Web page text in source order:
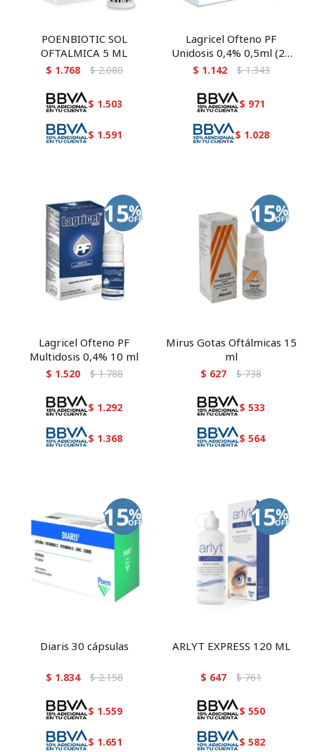
POENBIOTIC SOL
OFTALMICA 5 ML
$ 1.768 $ 2.080
$ 1.503
$ 1.591
Lagricel Ofteno PF
Unidosis 0,4% 0,5ml (20
unidosis)
$ 1.142 $ 1.343
$ 971
$ 1.028
Lagricel Ofteno PF
Multidosis 0,4% 10 ml
$ 1.520 $ 1.788
$ 1.292
$ 1.368
Mirus Gotas Oftálmicas 15
ml
$ 627 $ 738
$ 533
$ 564
Diaris 30 cápsulas
$ 1.834 $ 2.158
$ 1.559
$ 1.651
ARLYT EXPRESS 120 ML
$ 647 $ 761
$ 550
$ 582